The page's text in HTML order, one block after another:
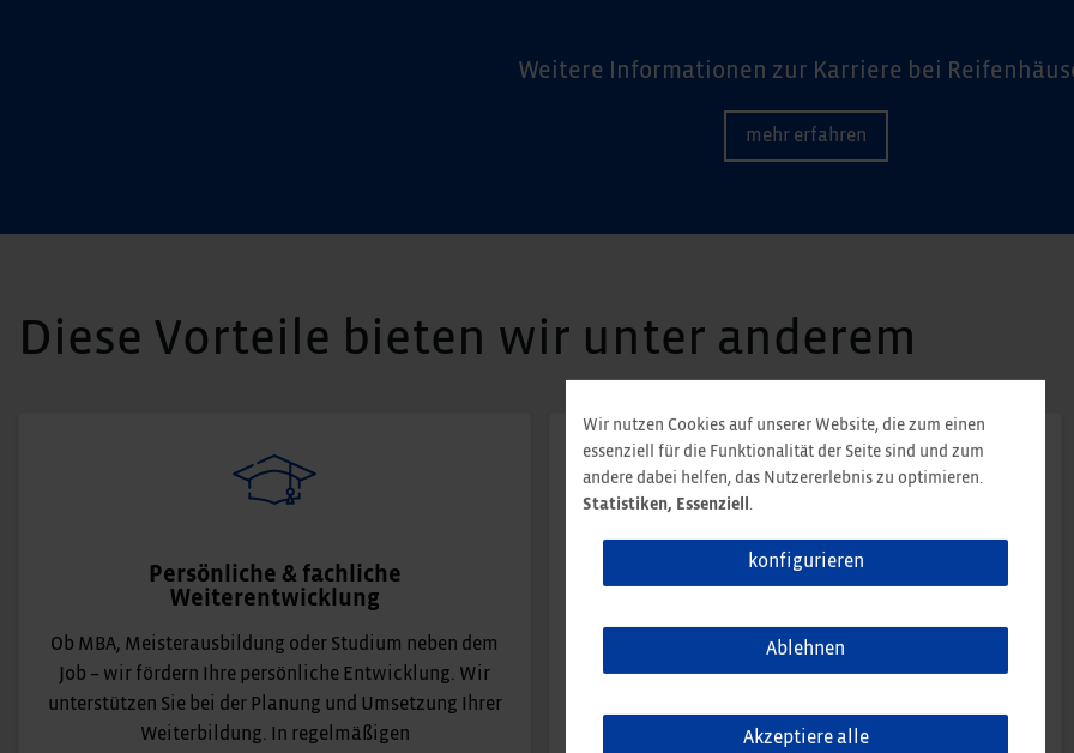
Weitere Informationen zur Karriere bei
mehr erfahren
Diese Vorteile bieten wir unter anderem
Persönliche & fachliche
Weiterentwicklung
Ob MBA, Meisterausbildung oder Studium neben dem
Job – wir fördern Ihre persönliche Entwicklung. Wir
unterstützen Sie bei der Planung und Umsetzung Ihrer
Weiterbildung. In regelmäßigen
Flexible Arbeitszeiten
verschieben. Arbeitszeiten bis zu einem gewissen Grad
schon. Dank Gleitzeit und Teilzeitmodellen können
anpassen und von Tag zu Tag flexibel reagieren. Die
Wir nutzen Cookies auf unserer Website, die zum einen
essenziell für die Funktionalität der Seite sind und zum
andere dabei helfen, das Nutzererlebnis zu optimieren.
Statistiken, Essenziell .
konfigurieren
Ablehnen
Akzeptiere alle